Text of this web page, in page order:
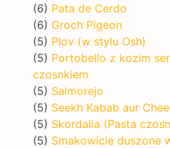
(6) Pata de Cerdo
(6) Groch Pigeon
(5) Plov (w stylu Osh)
(5) Portobello z kozim
czosnkiem
(5) Salmorejo
(5) Seekh Kabab aur
(5) Skordalia (Pasta
(5) Smakowicie duszone